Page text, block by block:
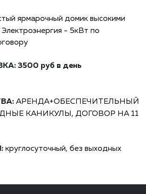
ярмарочный домик высокими
- 5кВт по
3500 руб в день
АРЕНДА+ОБЕСПЕЧИТЕЛЬНЫЙ
КАНИКУЛЫ, ДОГОВОР НА 11
круглосуточный, без выходных